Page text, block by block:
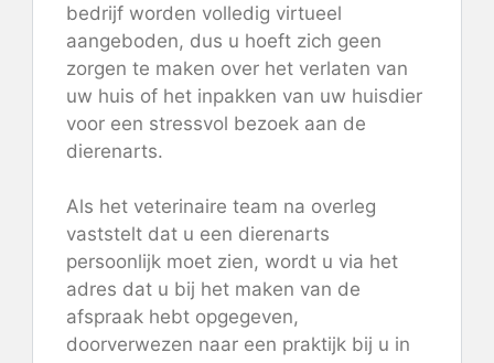
bedrijf worden volledig virtueel
aangeboden, dus u hoeft zich geen
zorgen te maken over het verlaten van
uw huis of het inpakken van uw huisdier
voor een stressvol bezoek aan de
dierenarts.
Als het veterinaire team na overleg
vaststelt dat u een dierenarts
persoonlijk moet zien, wordt u via het
adres dat u bij het maken van de
afspraak hebt opgegeven,
doorverwezen naar een praktijk bij u in